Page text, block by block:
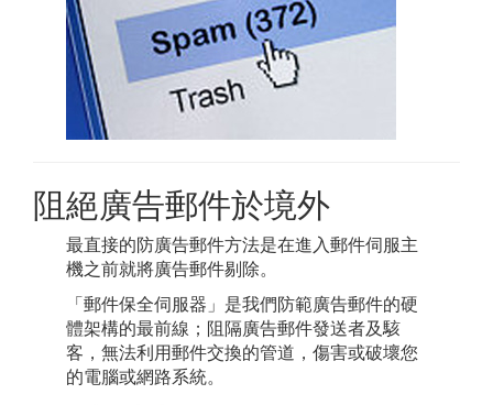
阻絕廣告郵件於境外
最直接的防廣告郵件方法是在進入郵件伺服主
機之前就將廣告郵件剔除。
「郵件保全伺服器」是我們防範廣告郵件的硬
體架構的最前線；阻隔廣告郵件發送者及駭
客，無法利用郵件交換的管道，傷害或破壞您
的電腦或網路系統。